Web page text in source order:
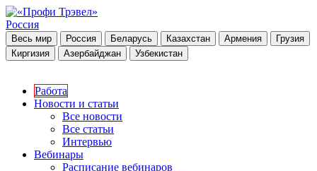
Россия
Весь мир Россия Беларусь Казахстан Армения
Грузия
Киргизия
Азербайджан Узбекистан
Работа
Новости и статьи
Все новости
Все статьи
Интервью
Вебинары
Расписание вебинаров